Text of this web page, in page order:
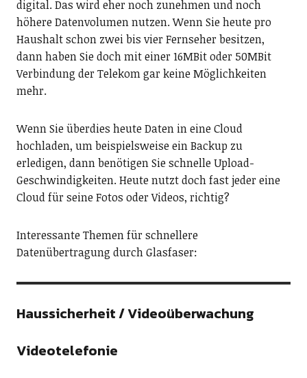
digital. Das wird eher noch zunehmen und noch
höhere Datenvolumen nutzen. Wenn Sie heute pro
Haushalt schon zwei bis vier Fernseher besitzen,
dann haben Sie doch mit einer 16MBit oder 50MBit
Verbindung der Telekom gar keine Möglichkeiten
mehr.
Wenn Sie überdies heute Daten in eine Cloud
hochladen, um beispielsweise ein Backup zu
erledigen, dann benötigen Sie schnelle Upload-
Geschwindigkeiten. Heute nutzt doch fast jeder eine
Cloud für seine Fotos oder Videos, richtig?
Interessante Themen für schnellere
Datenübertragung durch Glasfaser:
Haussicherheit / Videoüberwachung
Videotelefonie